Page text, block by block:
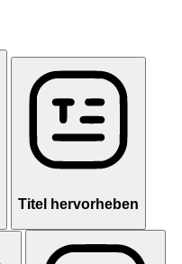
Titel hervorheben